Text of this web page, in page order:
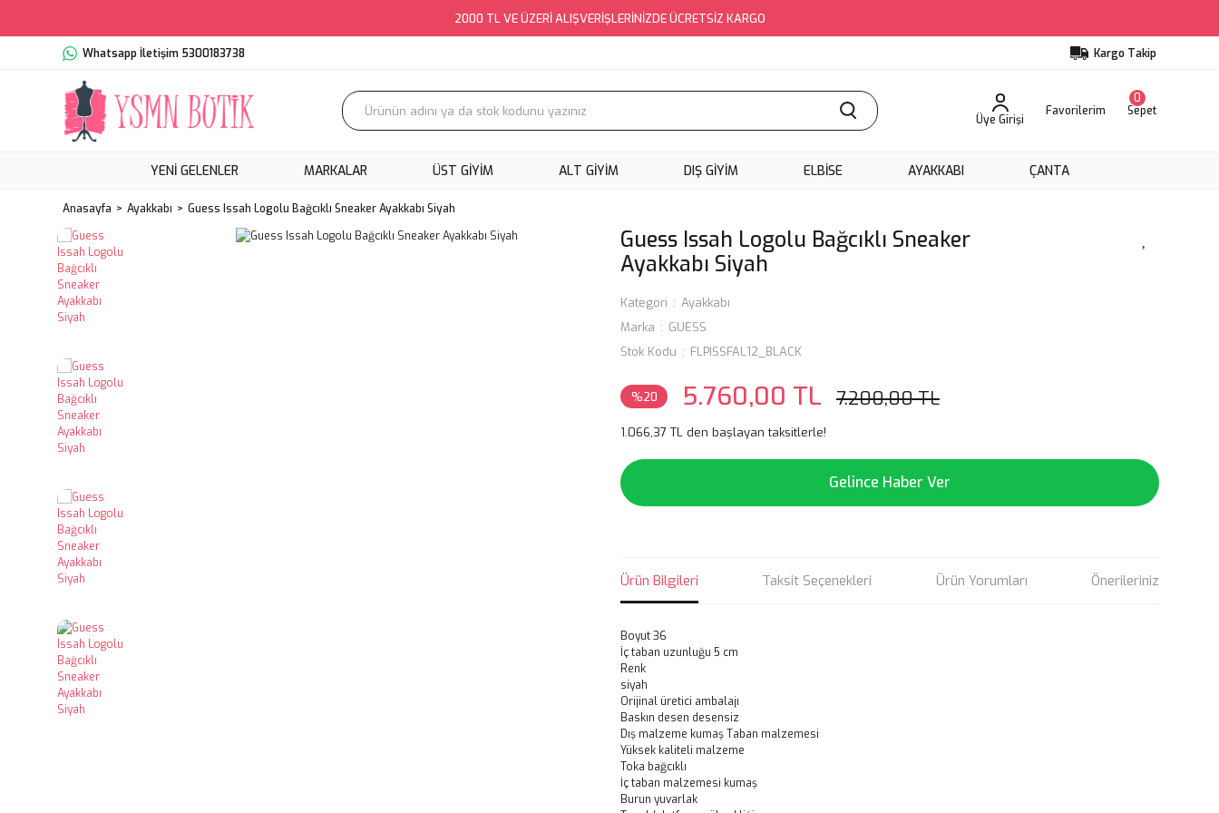
2000 TL VE ÜZERİ ALIŞVERİŞLERİNİZDE ÜCRETSİZ KARGO
Whatsapp İletişim 5300183738 Kargo Takip
Üye Girişi
Favorilerim Sepet
0
YENI GELENLER MARKALAR ÜST GİYİM ALT GİYİM DIŞ GİYİM ELBİSE AYAKKABI ÇANTA
Anasayfa Ayakkabı Guess Issah Logolu Bağcıklı Sneaker Ayakkabı Siyah
Guess Issah Logolu Bağcıklı Sneaker
Ayakkabı Siyah
Kategori
Ayakkabı
Marka
GUESS
Stok Kodu
FLPISSFAL12_BLACK
%20 5.760,00 TL 7.200,00 TL
1.066,37 TL den başlayan taksitlerle!
Gelince Haber Ver
Ürün Bilgileri Taksit Seçenekleri Ürün Yorumları Önerileriniz
Boyut 36
İç taban uzunluğu 5 cm
Renk
siyah
Orijinal üretici ambalajı
Baskın desen desensiz
Dış malzeme kumaş Taban malzemesi
Yüksek kaliteli malzeme
Toka bağcıklı
İç taban malzemesi kumaş
Burun yuvarlak